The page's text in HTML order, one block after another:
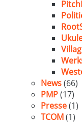
News(66)
PMP(17)
Presse(1)
TCOM(1)